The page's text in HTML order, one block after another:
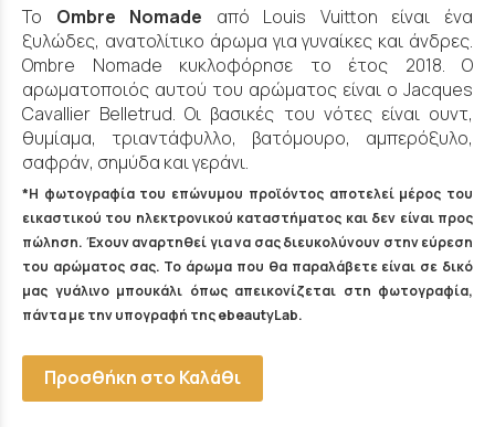
Το Ombre Nomade από Louis Vuitton είναι ένα
ξυλώδες, ανατολίτικο άρωμα για γυναίκες και άνδρες.
Ombre Nomade κυκλοφόρησε το έτος 2018. Ο
αρωματοποιός αυτού του αρώματος είναι ο Jacques
Cavallier Belletrud. Οι βασικές του νότες είναι ουντ,
θυμίαμα, τριαντάφυλλο, βατόμουρο, αμπερόξυλο,
σαφράν, σημύδα και γεράνι.
*Η φωτογραφία του επώνυμου προϊόντος αποτελεί μέρος του
εικαστικού του ηλεκτρονικού καταστήματος και δεν είναι προς
πώληση. Έχουν αναρτηθεί για να σας διευκολύνουν στην εύρεση
του αρώματος σας. Το άρωμα που θα παραλάβετε είναι σε δικό
μας γυάλινο μπουκάλι όπως απεικονίζεται στη φωτογραφία,
πάντα με την υπογραφή της ebeautyLab.
Προσθήκη στο Καλάθι